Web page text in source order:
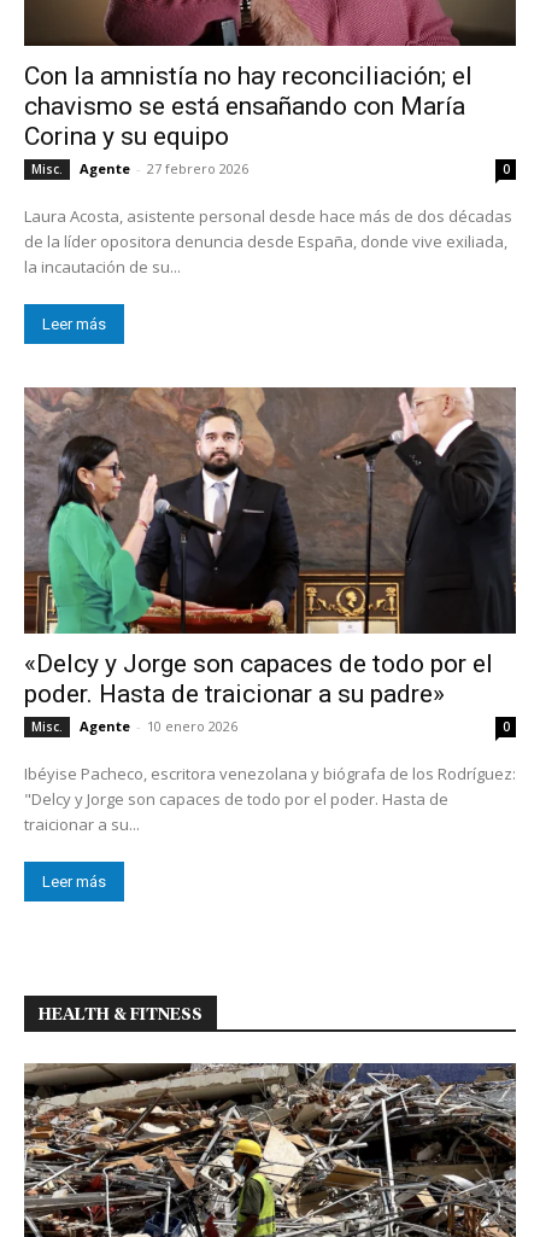
Con la amnistía no hay reconciliación; el
chavismo se está ensañando con María
Corina y su equipo
Misc. Agente - 27 febrero 2026 0
Laura Acosta, asistente personal desde hace más de dos décadas
de la líder opositora denuncia desde España, donde vive exiliada,
la incautación de su...
Leer más
«Delcy y Jorge son capaces de todo por el
poder. Hasta de traicionar a su padre»
Misc. Agente - 10 enero 2026 0
Ibéyise Pacheco, escritora venezolana y biógrafa de los Rodríguez:
"Delcy y Jorge son capaces de todo por el poder. Hasta de
traicionar a su...
Leer más
HEALTH & FITNESS